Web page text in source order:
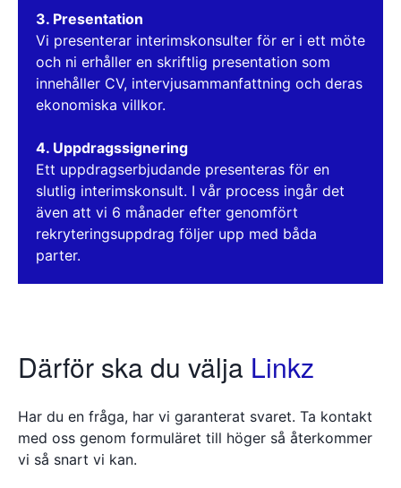
3. Presentation
Vi presenterar interimskonsulter för er i ett möte
och ni erhåller en skriftlig presentation som
innehåller CV, intervjusammanfattning och deras
ekonomiska villkor.
4. Uppdragssignering
Ett uppdragserbjudande presenteras för en
slutlig interimskonsult. I vår process ingår det
även att vi 6 månader efter genomfört
rekryteringsuppdrag följer upp med båda
parter.
Därför ska du välja Linkz
Har du en fråga, har vi garanterat svaret. Ta kontakt
med oss genom formuläret till höger så återkommer
vi så snart vi kan.